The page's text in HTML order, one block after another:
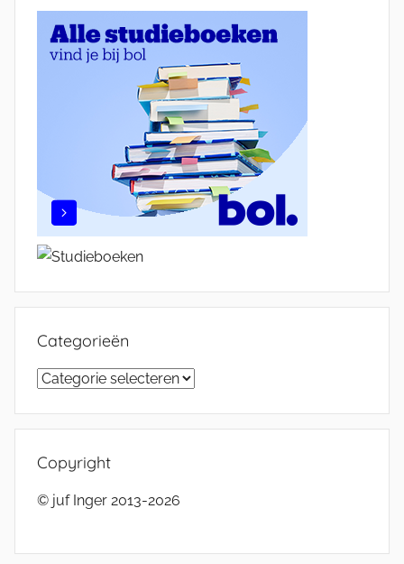
Categorieën
Categorieën
Copyright
© juf Inger 2013-2026